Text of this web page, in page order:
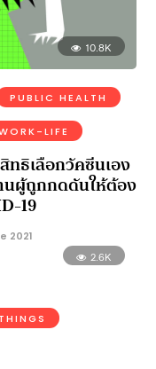
10.8K
PUBLIC HEALTH
LIFE
ทธิเลือกวัคซีนเอง
นผู้ถูกกดดันให้ต้อง
19
2021
2.6K